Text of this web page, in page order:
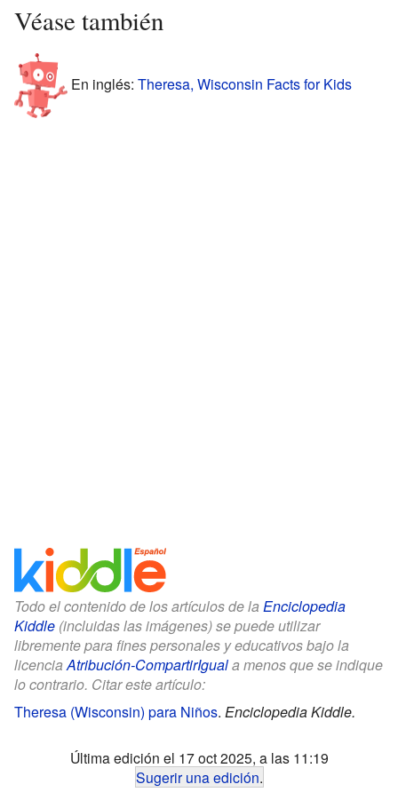
Véase también
En inglés: Theresa, Wisconsin Facts for Kids
Todo el contenido de los artículos de la Enciclopedia
Kiddle (incluidas las imágenes) se puede utilizar
libremente para fines personales y educativos bajo la
licenciaAtribución-CompartirIguala menos que se indique
lo contrario. Citar este artículo:
Theresa (Wisconsin) para Niños. Enciclopedia Kiddle.
Última edición el 17 oct 2025, a las 11:19
Sugerir una edición.